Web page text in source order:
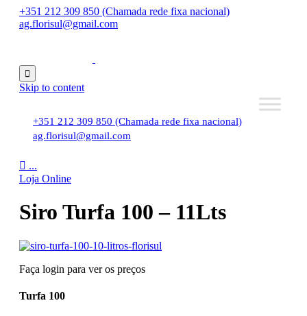
+351 212 309 850 (Chamada rede fixa nacional)
ag.florisul@gmail.com

Skip to content
+351 212 309 850 (Chamada rede fixa nacional)
ag.florisul@gmail.com
 ...
Loja Online
Siro Turfa 100 – 11Lts
Faça login para ver os preços
Turfa 100